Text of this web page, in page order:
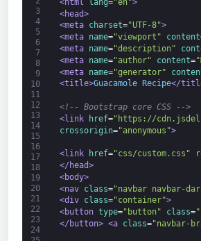
3
4
5
6
7
8
9
10
11
12
13
14
15
16
17
18
19
20
21
22
23
24
<html
lang="en">
<head>
<meta charset="UTF-8">
<meta name="viewport" content
<meta name="description"
<meta name="author" content=
<meta name="generator"
<title>Guacamole Recipe</
<!-- Bootstrap core CSS -->
<link
href="https://
crossorigin="anonymous">
<link href="css/custom.css"
</head>
<body>
<nav class="navbar navbar-
<div class="container">
<button type="button" class=
</button> <a class="navbar-